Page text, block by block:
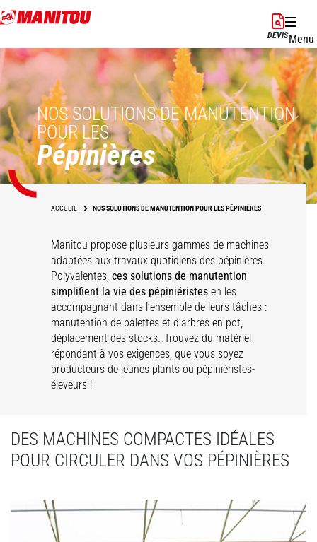
Aller
au
principal
DEVISMenu
NOS SOLUTIONS DE MANUTENTION
POUR LES
Pépinières
ACCUEIL NOS SOLUTIONS DE MANUTENTION POUR LES PÉPINIÈRES
Manitou propose plusieurs gammes de machines
adaptées aux travaux quotidiens des pépinières.
Polyvalentes, ces solutions de manutention
simplifient la vie des pépiniéristes en les
accompagnant dans l’ensemble de leurs tâches :
manutention de palettes et d’arbres en pot,
déplacement des stocks…Trouvez du matériel
répondant à vos exigences, que vous soyez
producteurs de jeunes plants ou pépiniéristes-
éleveurs !
DES MACHINES COMPACTES IDÉALES
POUR CIRCULER DANS VOS PÉPINIÈRES